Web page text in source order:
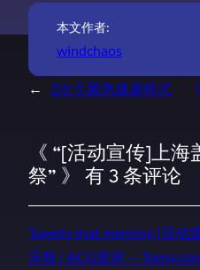
本文作者:
windchaos
← 2次元紧急逃避程式
《 “[活动宣传]上
祭” 》 有 3 条评论
Tweets that mention [活动
乐祭 | ACG批评 —